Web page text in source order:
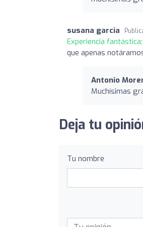
susana garcia
Experiencia fantástica:
que apenas
Antonio
Muchísimas
Deja tu
Tu nombre